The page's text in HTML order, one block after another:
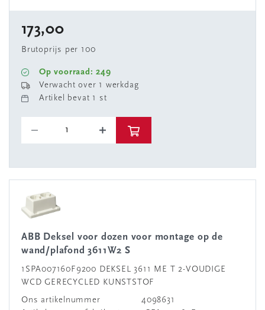
173,00
Brutoprijs per 100
Op voorraad: 249
Verwacht over 1 werkdag
Artikel bevat 1 st
ABB Deksel voor dozen voor montage op de
wand/plafond 3611W2 S
1SPA007160F9200 DEKSEL 3611 ME T 2-VOUDIGE
WCD GERECYCLED KUNSTSTOF
Ons artikelnummer
4098631